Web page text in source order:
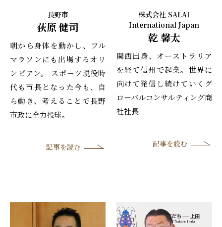
長野市
荻原 健司
朝から身体を動かし、フル
マラソンにも出場するオリ
ンピアン。 スポーツ現役時
代も市長となった今も、自
ら動き、考えることで長野
市政に全力投球。
記事を読む
株式会社 SALAI
International Japan
乾 馨太
関西出身、オーストラリア
を経て信州で起業。世界に
向けて発信し続けていくグ
ローバルコンサルティング商
社社長
記事を読む